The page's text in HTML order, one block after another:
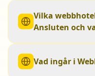
Vilka
Ansluten och
Vad ingår i